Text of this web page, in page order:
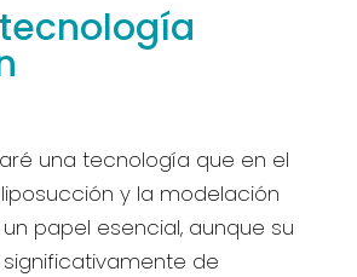
una tecnología que en el
y la modelación
papel esencial, aunque su
de